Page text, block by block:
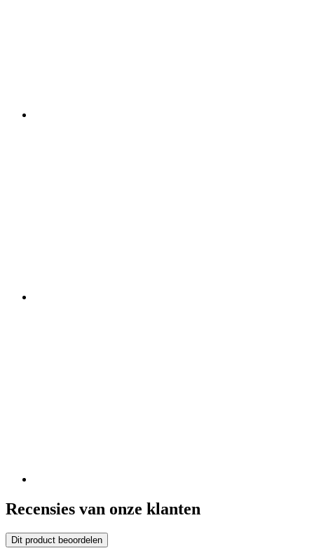
Recensies van onze klanten
Dit product beoordelen